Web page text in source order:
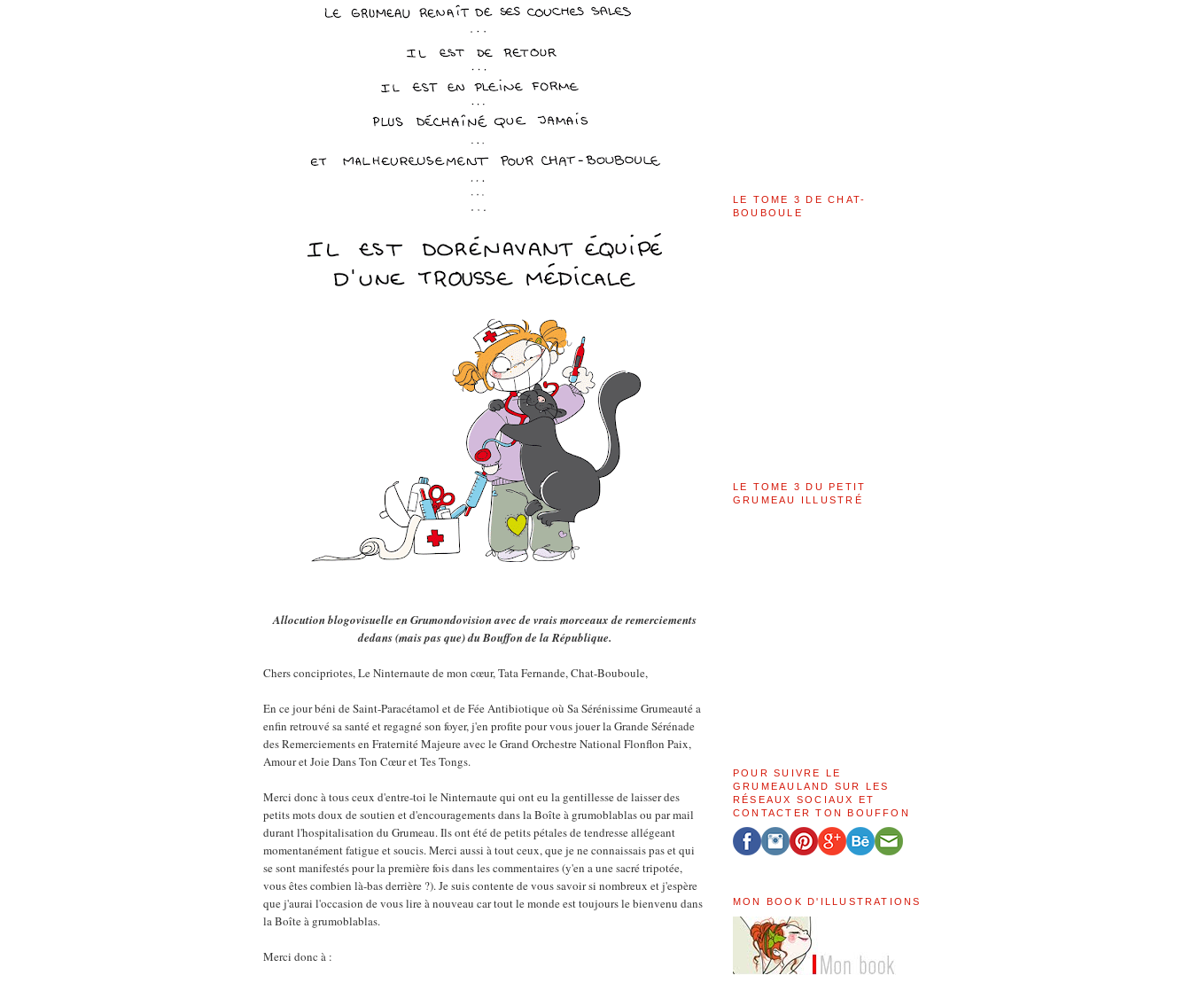
Allocution blogovisuelle en Grumondovision avec de vrais morceaux de remerciements
dedans (mais pas que) du Bouffon de la République.
Chers concipriotes, Le Ninternaute de mon cœur, Tata Fernande, Chat-Bouboule,
En ce jour béni de Saint-Paracétamol et de Fée Antibiotique où Sa Sérénissime Grumeauté a
enfin retrouvé sa santé et regagné son foyer, j'en profite pour vous jouer la Grande Sérénade
des Remerciements en Fraternité Majeure avec le Grand Orchestre National Flonflon Paix,
Amour et Joie Dans Ton Cœur et Tes Tongs.
Merci donc à tous ceux d'entre-toi le Ninternaute qui ont eu la gentillesse de laisser des
petits mots doux de soutien et d'encouragements dans la Boîte à grumoblablas ou par mail
durant l'hospitalisation du Grumeau. Ils ont été de petits pétales de tendresse allégeant
momentanément fatigue et soucis. Merci aussi à tout ceux, que je ne connaissais pas et qui
se sont manifestés pour la première fois dans les commentaires (y'en a une sacré tripotée,
vous êtes combien là-bas derrière ?). Je suis contente de vous savoir si nombreux et j'espère
que j'aurai l'occasion de vous lire à nouveau car tout le monde est toujours le bienvenu dans
la Boîte à grumoblablas.
Merci donc à :
LE TOME 3 DE CHAT-
BOUBOULE
LE TOME 3 DU PETIT
GRUMEAU ILLUSTRÉ
POUR SUIVRE LE
GRUMEAULAND SUR LES
RÉSEAUX SOCIAUX ET
CONTACTER TON BOUFFON
MON BOOK D'ILLUSTRATIONS